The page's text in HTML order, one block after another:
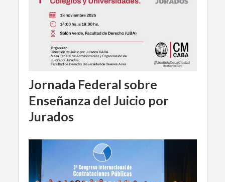
Jornada Federal sobre
Enseñanza del Juicio por
Jurados